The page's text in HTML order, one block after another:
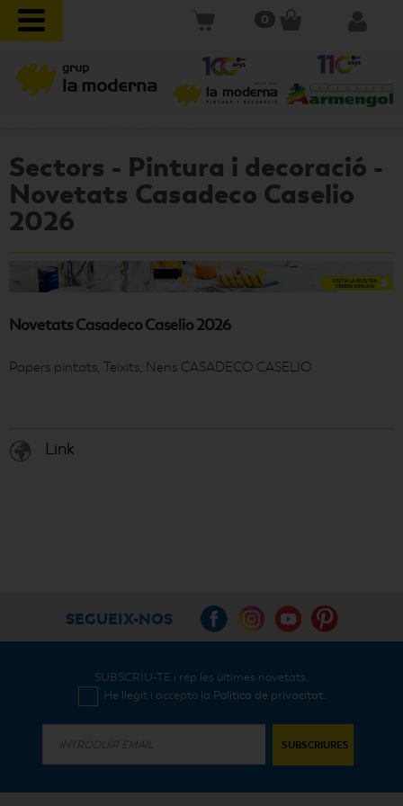
0
Sectors - Pintura i decoració -
Novetats Casadeco Caselio
2026
Novetats Casadeco Caselio 2026
Papers pintats, Teixits, Nens CASADECO CASELIO
Link
SEGUEIX-NOS
SUBSCRIU-TE i rep les últimes novetats.
He llegit i accepto la Política de privacitat.